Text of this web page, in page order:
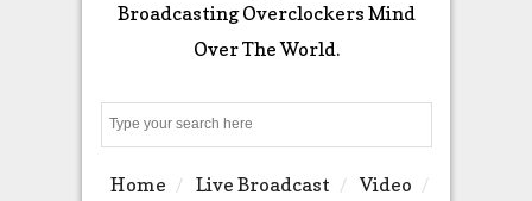
Broadcasting Overclockers Mind
Over The World.
Home Live Broadcast
Video